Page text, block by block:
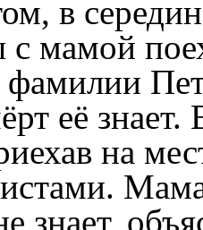
в
мамой
фамилии
её
на
знает,